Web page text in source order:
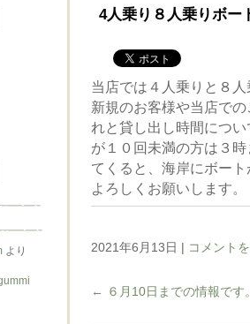
4人乗り８人乗りボー
当店では４人乗りと８
新規のお客様や当店で
れと貸し出し時間につ
が１０回未満の方は３
てくると、海岸にボー
よろしくお願いします。
2021年6月13日 | コメント
← ６月10日までの情報です。
より